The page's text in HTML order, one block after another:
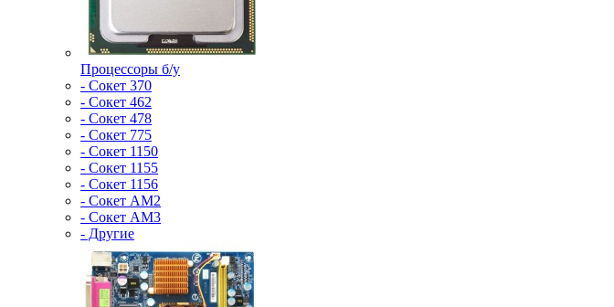
Процессоры б/у
- Сокет 370
- Сокет 462
- Сокет 478
- Сокет 775
- Сокет 1150
- Сокет 1155
- Сокет 1156
- Сокет AM2
- Сокет AM3
- Другие